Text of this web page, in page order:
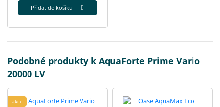
Přidat do košíku
Podobné produkty k AquaForte Prime Vario
20000 LV
akce